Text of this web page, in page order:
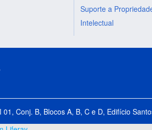
Suporte a
Intelectual
01, Conj. B, Blocos A, B, C e D, Edifício